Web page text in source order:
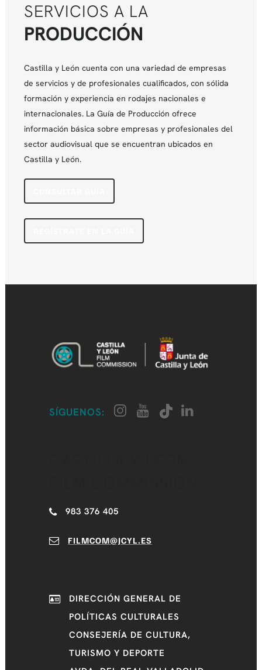
SERVICIOS A LA
PRODUCCIÓN
Castilla y León cuenta con una variedad de empresas
de servicios y de profesionales cualificados, con sólida
formación y experiencia en rodajes nacionales e
internacionales. La Guía de Producción ofrece
información básica sobre empresas y profesionales del
sector audiovisual que se encuentran ubicados en
Castilla y León.
SÍGUENOS:
983 376 405
FILMCOM@JCYL.ES
DIRECCIÓN GENERAL DE
POLÍTICAS CULTURALES
CONSEJERÍA DE CULTURA,
TURISMO Y DEPORTE